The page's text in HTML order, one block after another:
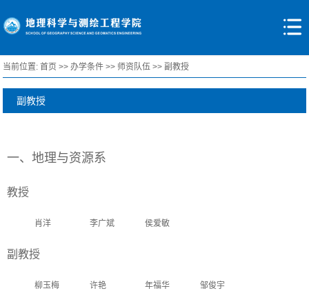
当前位置:首页 >>办学条件 >> 师资队伍 >> 副教授
副教授
一、地理与资源系
教授
肖洋 李广斌 侯爱敏
副教授
柳玉梅 许艳 年福华 邹俊宇